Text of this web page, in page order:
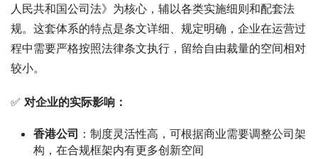
人民共和国公司法》为核心，辅以各类实施细则和配套法
规。这套体系的特点是条文详细、规定明确，企业在运营过
程中需要严格按照法律条文执行，留给自由裁量的空间相对
较小。
✅ 对企业的实际影响：
香港公司 ：制度灵活性高，可根据商业需要调整公司架
构，在合规框架内有更多创新空间